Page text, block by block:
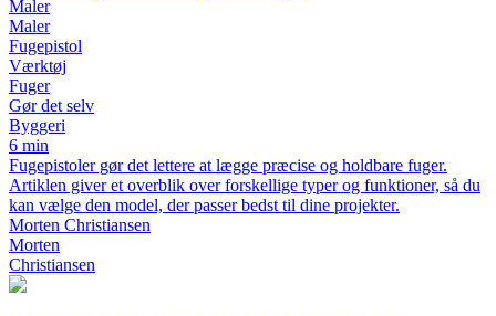
Maler
Maler
Fugepistol
Værktøj
Fuger
Gør det selv
Byggeri
6 min
Fugepistoler gør det lettere at lægge præcise og holdbare fuger.
Artiklen giver et overblik over forskellige typer og funktioner, så du
kan vælge den model, der passer bedst til dine projekter.
Morten Christiansen
Morten
Christiansen